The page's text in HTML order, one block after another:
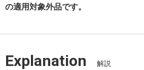
の適用対象外品です。
Explanation 解説